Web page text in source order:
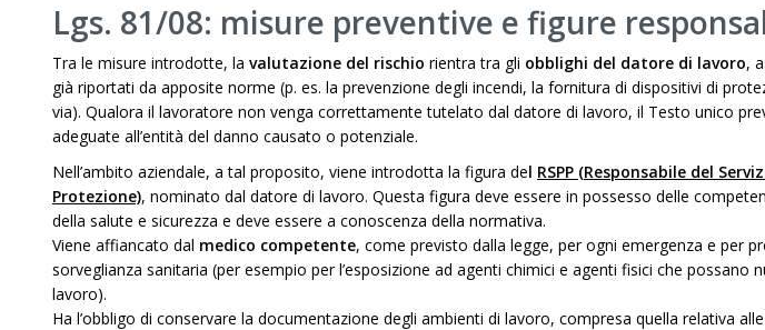
Lgs. 81/08: misure preventive e figure
Tra le misure introdotte, la valutazione del rischio rientra tra gli obblighi del datore di lavoro,
già riportati da apposite norme (p. es. la prevenzione degli incendi, la fornitura di dispositivi di
via). Qualora il lavoratore non venga correttamente tutelato dal datore di lavoro, il Testo unico
adeguate all’entità del danno causato o potenziale.
Nell’ambito aziendale, a tal proposito, viene introdotta la figura del RSPP (Responsabile del
Protezione), nominato dal datore di lavoro. Questa figura deve essere in possesso delle
della salute e sicurezza e deve essere a conoscenza della normativa.
Viene affiancato dal medico competente, come previsto dalla legge, per ogni emergenza e per
sorveglianza sanitaria (per esempio per l’esposizione ad agenti chimici e agenti fisici che possano
lavoro).
Ha l’obbligo di conservare la documentazione degli ambienti di lavoro, compresa quella relativa